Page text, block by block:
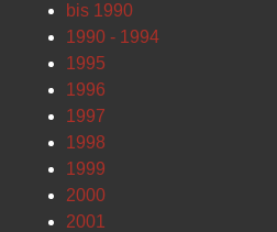
bis 1990
1990 - 1994
1995
1996
1997
1998
1999
2000
2001